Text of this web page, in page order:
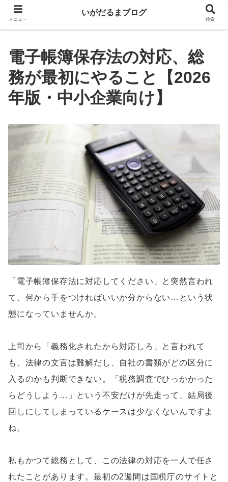
電子帳簿保存法の対応、総
務が最初にやること【2026
年版・中小企業向け】
「電子帳簿保存法に対応してください」と突然言われ
て、何から手をつければいいか分からない…という状
態になっていませんか。
上司から「義務化されたから対応しろ」と言われて
も、法律の文言は難解だし、自社の書類がどの区分に
入るのかも判断できない。「税務調査でひっかかった
らどうしよう…」という不安だけが先走って、結局後
回しにしてしまっているケースは少なくないんですよ
ね。
私もかつて総務として、この法律の対応を一人で任さ
れたことがあります。最初の2週間は国税庁のサイトと
メニュー
いがだるまブログ
検索